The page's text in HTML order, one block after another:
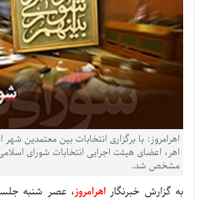
اهرامروز: با برگزاری انتخابات بین معتمدین شهر
اهر، اعضای هیئت اجرایی انتخابات شورای
مشخص شد.
به گزارش خبرنگاراهرامروز، عصر شنبه